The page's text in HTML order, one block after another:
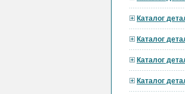
Каталог
Каталог
Каталог
Каталог